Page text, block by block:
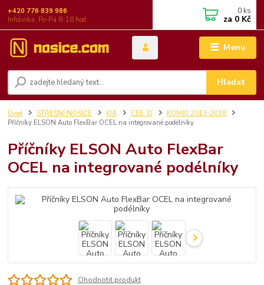
Menu
Hledat
+420 776 839 986
Infolinka: Po-Pá 8-18 hod.
0 ks
za 0 Kč
Úvod STŘEŠNÍ NOSIČE KIA CEE´D
KOMBI 2013-2018
Příčníky ELSON Auto FlexBar OCEL na integrované podélníky
Příčníky ELSON Auto FlexBar
OCEL na integrované podélníky
Ohodnotit produkt